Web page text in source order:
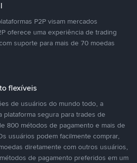
P2P visam mercados
oferece uma experiência de trading
suporte para mais de 70 moedas
flexíveis
de usuários do mundo todo, a
plataforma segura para trades de
800 métodos de pagamento e mais de
usuários podem facilmente comprar,
diretamente com outros usuários,
de pagamento preferidos em um